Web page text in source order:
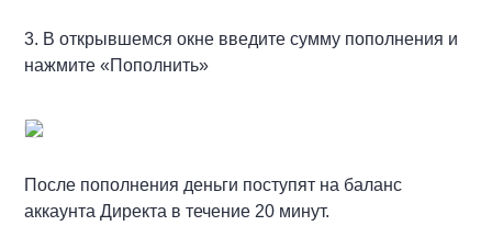
3. В открывшемся окне введите сумму пополнения и
нажмите «Пополнить»
После пополнения деньги поступят на баланс
аккаунта Директа в течение 20 минут.